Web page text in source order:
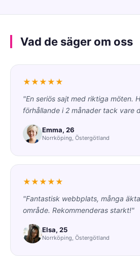
Vad de säger om oss
★★★★★
"En seriös sajt med riktiga möten.
förhållande i 2 månader tack vare
Emma, 26
Norrköping, Östergötland
★★★★★
"Fantastisk webbplats, många
område. Rekommenderas starkt!"
Elsa, 25
Norrköping, Östergötland